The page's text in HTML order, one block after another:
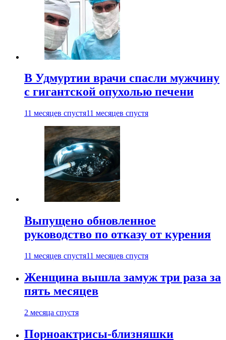
В Удмуртии врачи спасли мужчину
с гигантской опухолью печени
11 месяцев спустя11 месяцев спустя
Выпущено обновленное
руководство по отказу от курения
11 месяцев спустя11 месяцев спустя
Женщина вышла замуж три раза за
пять месяцев
2 месяца спустя
Порноактрисы-близняшки